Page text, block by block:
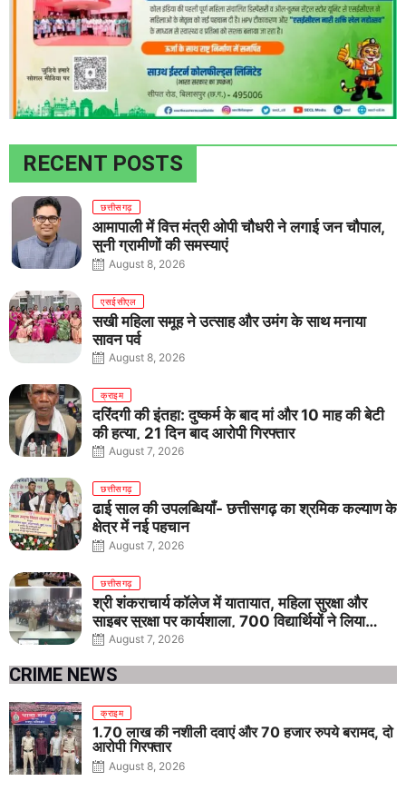
RECENT POSTS
छत्तीसगढ़
आमापाली में वित्त मंत्री ओपी चौधरी ने लगाई जन चौपाल,
सुनी ग्रामीणों की समस्याएं
August 8, 2026
एसईसीएल
सखी महिला समूह ने उत्साह और उमंग के साथ मनाया
सावन पर्व
August 8, 2026
क्राइम
दरिंदगी की इंतहा: दुष्कर्म के बाद मां और 10 माह की बेटी
की हत्या, 21 दिन बाद आरोपी गिरफ्तार
August 7, 2026
छत्तीसगढ़
ढाई साल की उपलब्धियाँ- छत्तीसगढ़ का श्रमिक कल्याण के
क्षेत्र में नई पहचान
August 7, 2026
छत्तीसगढ़
श्री शंकराचार्य कॉलेज में यातायात, महिला सुरक्षा और
साइबर सुरक्षा पर कार्यशाला, 700 विद्यार्थियों ने लिया
जागरूकता का संकल्प
August 7, 2026
CRIME NEWS
क्राइम
1.70 लाख की नशीली दवाएं और 70 हजार रुपये बरामद, दो
आरोपी गिरफ्तार
August 8, 2026